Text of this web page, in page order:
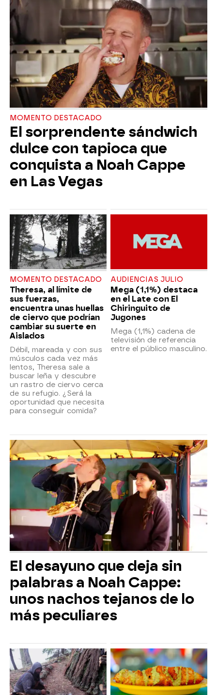
MOMENTO DESTACADO
El sorprendente sándwich
dulce con tapioca que
conquista a Noah Cappe
en Las Vegas
MOMENTO DESTACADO
Theresa, al límite de
sus fuerzas,
encuentra unas huellas
de ciervo que podrían
cambiar su suerte en
Aislados
Débil, mareada y con sus
músculos cada vez más
lentos, Theresa sale a
buscar leña y descubre
un rastro de ciervo cerca
de su refugio. ¿Será la
oportunidad que necesita
para conseguir comida?
AUDIENCIAS JULIO
Mega (1,1%) destaca
en el Late con El
Chiringuito de
Jugones
Mega (1,1%) cadena de
televisión de referencia
entre el público masculino.
El desayuno que deja sin
palabras a Noah Cappe:
unos nachos tejanos de lo
más peculiares